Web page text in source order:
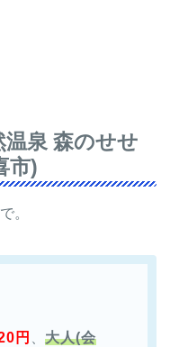
泉 森のせせ
市)
。
円 、大人(会